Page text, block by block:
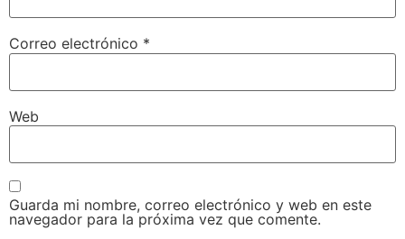
Correo electrónico *
Web
Guarda mi nombre, correo electrónico y web en este
navegador para la próxima vez que comente.